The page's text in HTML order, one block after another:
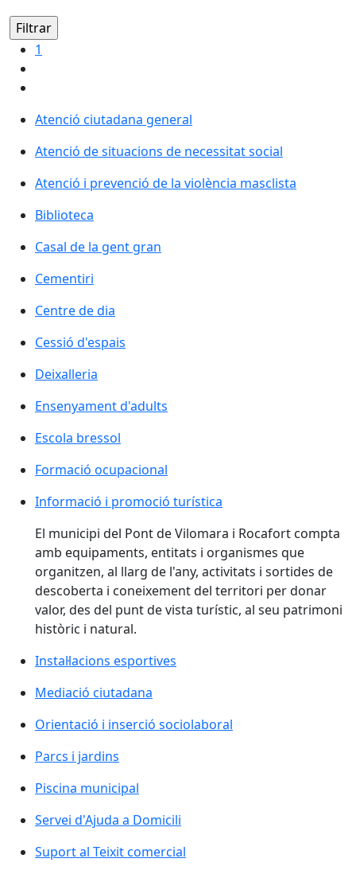
1
Atenció ciutadana general
Atenció ciutadana general
Atenció de situacions de necessitat social
Atenció de situacions de necessitat social
Atenció i prevenció de la violència masclista
Biblioteca
Biblioteca
Casal de la gent gran
Casal de la gent gran
Cementiri
Cementiri
Centre de dia
Centre de dia
Cessió d'espais
Cessió d'espais
Deixalleria
Deixalleria
Ensenyament d'adults
Ensenyament d'adults
Escola bressol
Escola bressol
Formació ocupacional
Formació ocupacional
Informació i promoció turística
Informació i promoció turística
El municipi del Pont de Vilomara i Rocafort compta
amb equipaments, entitats i organismes que
organitzen, al llarg de l'any, activitats i sortides de
descoberta i coneixement del territori per donar
valor, des del punt de vista turístic, al seu patrimoni
històric i natural.
Instal·lacions esportives
Instal·lacions esportives
Mediació ciutadana
Mediació ciutadana
Orientació i inserció sociolaboral
Orientació i inserció sociolaboral
Parcs i jardins
Parcs i jardins
Piscina municipal
Piscina municipal
Servei d'Ajuda a Domicili
Servei d'Ajuda a Domicili
Suport al Teixit comercial
Suport al Teixit comercial